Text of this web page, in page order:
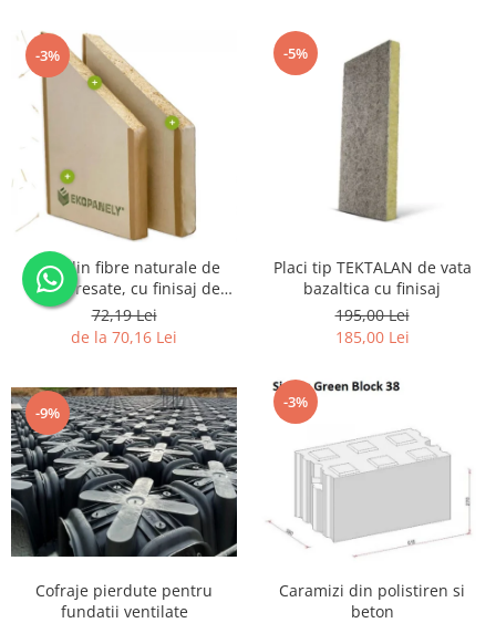
-3%
Placi din fibre naturale de
paie presate, cu finisaj de
carton
72,19 Lei
de la 70,16 Lei
-5%
Placi tip TEKTALAN de vata
bazaltica cu finisaj
195,00 Lei
185,00 Lei
-9%
Cofraje pierdute pentru
fundatii ventilate
-3%
Caramizi din polistiren si
beton